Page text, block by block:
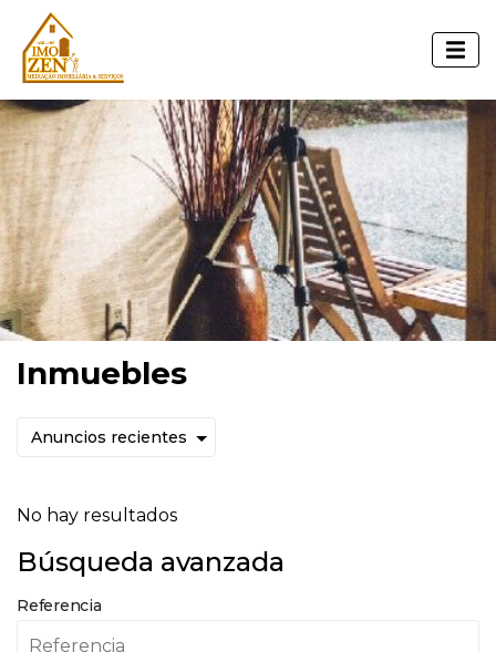
Inmuebles
No hay resultados
Búsqueda avanzada
Referencia